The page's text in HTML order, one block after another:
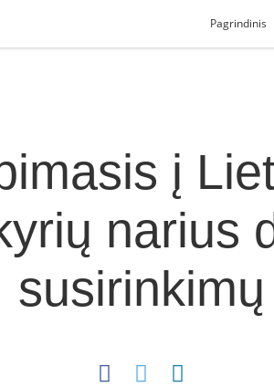
Pagrindinis
į
narius
susirinkimų